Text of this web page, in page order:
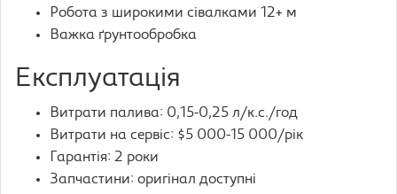
Робота з широкими сівалками 12+ м
Важка ґрунтообробка
Експлуатація
Витрати палива: 0,15-0,25 л/к.с./год
Витрати на сервіс: $5 000-15 000/рік
Гарантія: 2 роки
Запчастини: оригінал доступні